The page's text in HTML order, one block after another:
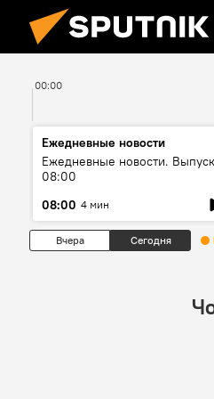
00:00
Ежедневные новости
Ежедневные новости. Выпуск
08:00
08:00 4 мин
Вчера Сегодня